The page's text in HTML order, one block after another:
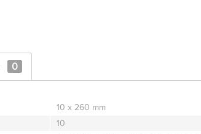
0
10 x 260 mm
10